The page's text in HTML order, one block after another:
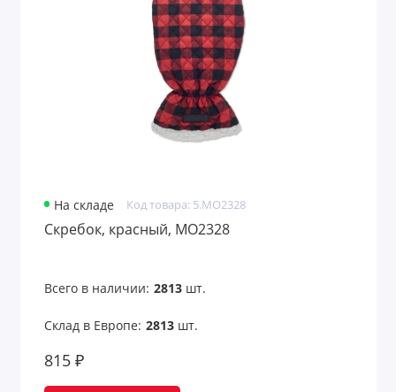
Аксессуары для чтения
Банные принадлежности
Бинокли
Всё для рисования
На складе Код товара: 5.MO2328
Скребок, красный, MO2328
Всего в наличии: 2813шт.
Склад в Европе: 2813шт.
815 ₽